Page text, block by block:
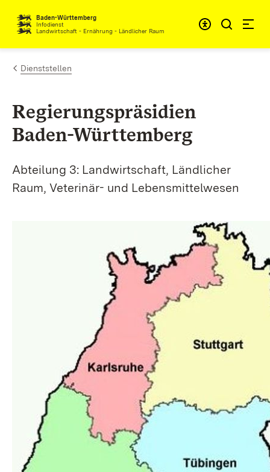
Zum Inhalt springen
Baden-Württemberg
Infodienst
Landwirtschaft - Ernährung - Ländlicher Raum
Dienststellen
Regierungspräsidien
Baden-Württemberg
Abteilung 3: Landwirtschaft, Ländlicher
Raum, Veterinär- und Lebensmittelwesen